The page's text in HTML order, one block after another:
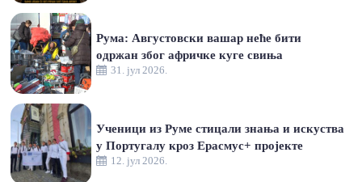
31. јул 2026.
Рума: Августовски вашар неће бити
одржан због афричке куге свиња
12. јул 2026.
Ученици из Руме стицали знања и искуства
у Португалу кроз Ерасмус+ пројекте